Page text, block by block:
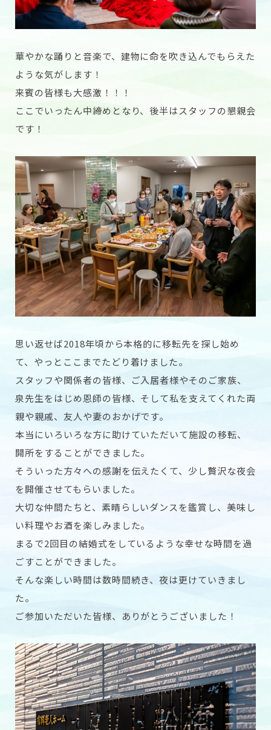
華やかな踊りと音楽で、建物に命を吹き込んでもらえた
ような気がします！
来賓の皆様も大感激！！！
ここでいったん中締めとなり、後半はスタッフの懇親会
です！
思い返せば2018年頃から本格的に移転先を探し始め
て、やっとここまでたどり着けました。
スタッフや関係者の皆様、ご入居者様やそのご家族、
泉先生をはじめ恩師の皆様、そして私を支えてくれた両
親や親戚、友人や妻のおかげです。
本当にいろいろな方に助けていただいて施設の移転、
開所をすることができました。
そういった方々への感謝を伝えたくて、少し贅沢な夜会
を開催させてもらいました。
大切な仲間たちと、素晴らしいダンスを鑑賞し、美味し
い料理やお酒を楽しみました。
まるで2回目の結婚式をしているような幸せな時間を過
ごすことができました。
そんな楽しい時間は数時間続き、夜は更けていきまし
た。
ご参加いただいた皆様、ありがとうございました！